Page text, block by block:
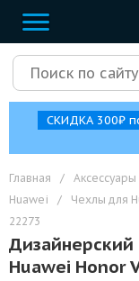
СКИДКА 300₽
Главная / Аксессуары
Huawei
/ Чехлы для
22273
Дизайнерский
Huawei Honor